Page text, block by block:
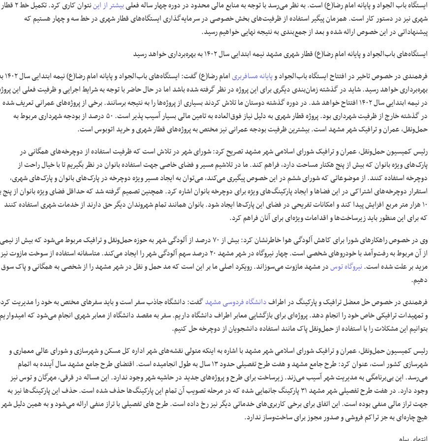
ایستگاه باب الجواد و پایانه امام‌ رضا(ع) است. به نظر می‌رسد با توجه به منابع مالی محدود در دوره چهار ساله فعلیبیشتر از این
نتوان کاری کرد. تکمیل خط ۲ قطار
شهری نیز در دستور کار است. همزمان پیگیر استفاده از ظرفیت‌های بخش خصوصی در سرمایه‌گذاری ایستگاه‌های قطار شهری در خط سه و چهار هستیم که
پیشنهاداتی در این خصوص ارائه شده و بعد از جمع‌بندی به نتیجه نهایی خواهیم رسید.
ایستگاه‌های باب‌الجواد و پایانه امام رضا(ع) قطار شهری مشهد نیمه ابتدایی سال ۱۴۰۲ به بهره‌برداری خواهد رسید
فرهمندی در خصوص تاخیر در افتتاح ایستگاه باب‌الجواد وپایانه مسافربری
امام رضا(ع) گفت: ایستگاه‌های
بهره‌برداری خواهد رسید. شاید در گذشته زمان‌بندی دیگری برای این پروژه در نظر گرفته شده باشد اما در حال حاضر با توجه به شرایط اجرایی و ظرفیت فعلی این
در نیمه ابتدایی سال ۱۴۰۲ افتتاح خواهد شد. در دوره گذشته دوستان ما تلاش کردند بسیاری از پروژه‌ها را به نتیجه برسانند. برخی از پروژه‌های عمرانی تعریف شده
در گذشته خارج از ظرفیت شهرداری بود. پروژه قطار شهری به دلیل نیاز فوق‌العاده به تامین مالی بسیار آسیب پذیر است. ۵۰ درصد از بودجه شهرداری مربوط به
حمل‌ونقل، عمران و ترافیک شهر مشهد است. بیشترین ظرفیت بودجه عمرانی نیز مختص به پروژه‌های قطار شهری و خرید اتوبوس است.
رئیس کمیسیون حمل‌ونقل، عمران و ترافیک شورای اسلامی شهر مشهد تصریح کرد: شورای شهر در تلاش است که ظرفیت استفاده از دوچرخه‌های همگانی در
پارک‌های ویژه بانوان که بیش از پنج هکتار مساحت دارد، فراهم کند. ما در تلاشیم مسیر و فضای خاصی جهت استفاده بانوان در نظر بگیریم تا با خیال راحت از
دوچرخه استفاده کنند. از موضوعاتی که شورای ششم در این خصوص پیگیری می‌کند، می‌توان به ایجاد مسیر ویژه دوچرخه در پارک‌های بانوان و پارک‌های شهری،
استقرار دوچرخه‌های اشتراکی در این فضاها و ایجاد پارکینگ‌های ویژه برای دوچرخه بانوان اشاره کرد. همچنین تصمیم گرفته شد که حداقل فضای ویژه بانوان از پنج
۱۰ هزار متر مربع افزایش پیدا کند و امکانات تفریحی در فضای این پارک‌ها ایجاد شود. بانوان همانند تمام شهروندان دیگر حق دارند از خدمات شهری استفاده کنند
که برای این منظور باید زیرساخت‌ها و اقدامات ویژه‌ای برای آنان فراهم کرد.
وی در خصوص راهکارهای شورا برای کاهش آلودگی هوا خاطرنشان کرد: بیش از ۷۰ درصد از آلودگی شهر به حوزه حمل‌ونقل و ترافیک مربوط می‌شود که بیش از نیمی
از آن مربوط به رفت‌وآمد با خودروهای شخصی است. چهار نیروگاه در شهر مشهد ۲۰ درصد سهم آلودگی شهر را ایجاد می‌کند. متاسفانه استفاده از سوخت مازوت نیز
مزید بر علت شده است.نیروگاه توسدر مشهد مازوت می‌سوزاند. رویکرد اصلی ما بر این است که مد حمل و نقل در شهر مشهد را از شخصی به همگانی و پاک سوق
دهیم.
فرهمندی در خصوص حل معضل ترافیک و پارکینگ در اطرافدانشگاه فردوسی مشهدگفت: دانشگاه جاذب سفر است و باید سفرهای مختص به خود را مدیریت
و تمهیدات ترافیکی خاص خود را انجام دهد. پروژه‌ای برای بازگشایی معابر اطراف دانشگاه داریم. سفر به مقصد دانشگاه از معابر شهری انجام می‌شود که امیدواریم
بتوانیم این مشکلات را با استفاده از حمل‌ونقل پاک مانند استفاده دانشجویان از دوچرخه حل کنیم.
رئیس کمیسیون حمل‌ونقل، عمران و ترافیک شورای اسلامی شهر مشهد با اشاره به اینکه متولی نقشه‌های شهر اداره کل مسکن و شهرسازی و شورای عالی معماری و
شهرسازی کشور است، عنوان کرد: طرح جامع مشهد و هفت طرح تفصیلی حدود ۱۳ سال به طول انجامیده است. اقتضای طرح جامع مشهد سال آینده به اتمام
می‌رسد. این بی‌برنامگی به مدیریت شهر آسیب می‌زند. زیرساخت برای طرح و پروژه‌های جدید در حاشیه شهر وجود ندارد. این مساله در قرقی، مهرگان و توس نیز
وجود دارد. در هفت طرح تفصیلی شهر مشهد ۳۱ پارکینگ جانمایی شده که در مرحله تصویب آن تمام این پارکینگ‌ها حذف شده است. حذف این پارکینگ‌ها نیز به
جهت تراز مالی منفی بوده است. این اتفاق برای برخی کاربری‌های خدماتی دیگر نیز رخ داده است. طرح های تفصیلی با تراز منفی ارائه می‌شود و به همین دلیل شهر
هیچ چاره‌ای به جز تراکم فروشی و صدور مجوز برای ساخت‌وساز ندارد.